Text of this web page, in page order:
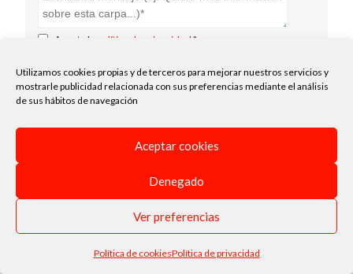
Utilizamos cookies propias y de terceros para mejorar nuestros servicios y
mostrarle publicidad relacionada con sus preferencias mediante el análisis
de sus hábitos de navegación
Aceptar cookies
Denegado
Ver preferencias
Política de cookiesPolítica de privacidad
Acepto la política de privacidad.*
Enviar